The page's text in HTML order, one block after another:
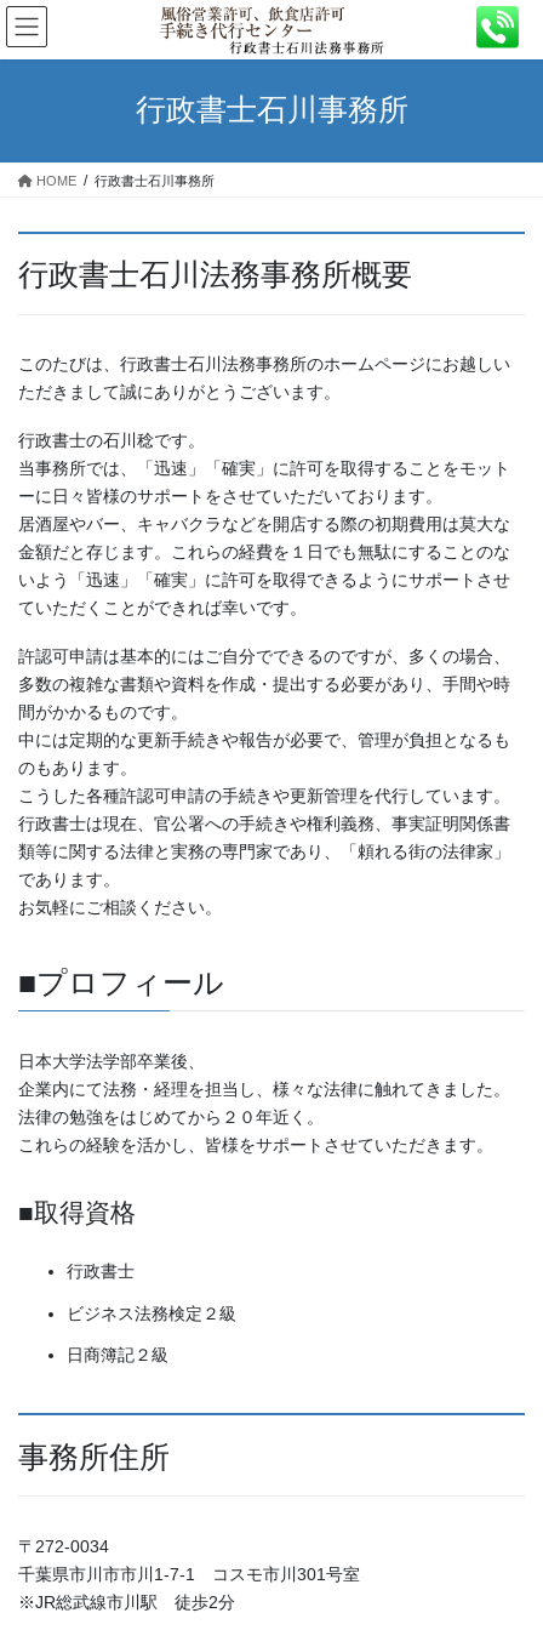
コ
ン
テ
ス
ナ
ビ
ゲ
ン
行政書士石川事務所
HOME 行政書士石川事務所
行政書士石川法務事務所概要
このたびは、行政書士石川法務事務所のホームページにお越しい
ただきまして誠にありがとうございます。
行政書士の石川稔です。
当事務所では、「迅速」「確実」に許可を取得することをモット
ーに日々皆様のサポートをさせていただいております。
居酒屋やバー、キャバクラなどを開店する際の初期費用は莫大な
金額だと存じます。これらの経費を１日でも無駄にすることのな
いよう「迅速」「確実」に許可を取得できるようにサポートさせ
ていただくことができれば幸いです。
許認可申請は基本的にはご自分でできるのですが、多くの場合、
多数の複雑な書類や資料を作成・提出する必要があり、手間や時
間がかかるものです。
中には定期的な更新手続きや報告が必要で、管理が負担となるも
のもあります。
こうした各種許認可申請の手続きや更新管理を代行しています。
行政書士は現在、官公署への手続きや権利義務、事実証明関係書
類等に関する法律と実務の専門家であり、「頼れる街の法律家」
であります。
お気軽にご相談ください。
■プロフィール
日本大学法学部卒業後、
企業内にて法務・経理を担当し、様々な法律に触れてきました。
法律の勉強をはじめてから２０年近く。
これらの経験を活かし、皆様をサポートさせていただきます。
■取得資格
行政書士
ビジネス法務検定２級
日商簿記２級
事務所住所
〒272-0034
千葉県市川市市川1-7-1 コスモ市川301号室
※JR総武線市川駅 徒歩2分